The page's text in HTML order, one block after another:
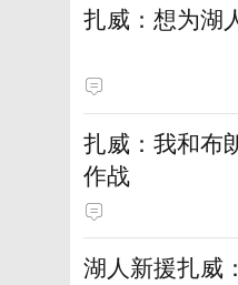
扎威：想为湖
扎威：我和布
作战
湖人新援扎威